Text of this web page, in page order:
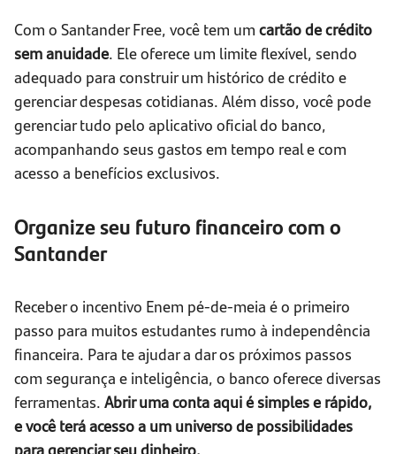
Com o Santander Free, você tem um cartão de crédito
sem anuidade. Ele oferece um limite flexível, sendo
adequado para construir um histórico de crédito e
gerenciar despesas cotidianas. Além disso, você pode
gerenciar tudo pelo aplicativo oficial do banco,
acompanhando seus gastos em tempo real e com
acesso a benefícios exclusivos.
Organize seu futuro financeiro com o
Santander
Receber o incentivo Enem pé-de-meia é o primeiro
passo para muitos estudantes rumo à independência
financeira. Para te ajudar a dar os próximos passos
com segurança e inteligência, o banco oferece diversas
ferramentas. Abrir uma conta aqui é simples e rápido,
e você terá acesso a um universo de possibilidades
para gerenciar seu dinheiro.